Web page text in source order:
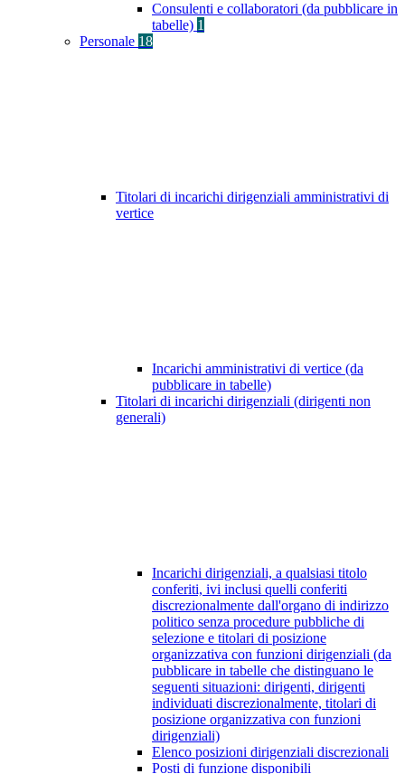
Consulenti e collaboratori (da pubblicare in
tabelle) 1
Personale 18
Titolari di incarichi dirigenziali amministrativi di
vertice
Incarichi amministrativi di vertice (da
pubblicare in tabelle)
Titolari di incarichi dirigenziali (dirigenti non
generali)
Incarichi dirigenziali, a qualsiasi titolo
conferiti, ivi inclusi quelli conferiti
discrezionalmente dall'organo di indirizzo
politico senza procedure pubbliche di
selezione e titolari di posizione
organizzativa con funzioni dirigenziali (da
pubblicare in tabelle che distinguano le
seguenti situazioni: dirigenti, dirigenti
individuati discrezionalmente, titolari di
posizione organizzativa con funzioni
dirigenziali)
Elenco posizioni dirigenziali discrezionali
Posti di funzione disponibili